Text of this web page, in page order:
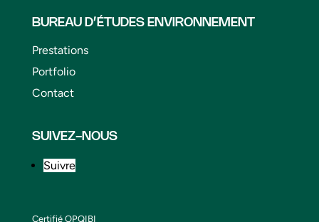
BUREAU D’ÉTUDES ENVIRONNEMENT
Prestations
Portfolio
Contact
SUIVEZ-NOUS
Suivre
Certifié OPQIBI